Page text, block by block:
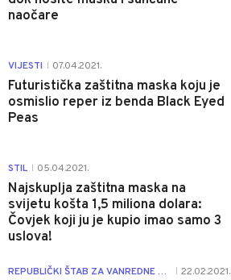
naočare
VIJESTI 07.04.2021.
Futuristička zaštitna maska koju je
osmislio reper iz benda Black Eyed
Peas
STIL 05.04.2021.
Najskuplja zaštitna maska na
svijetu košta 1,5 miliona dolara:
Čovjek koji ju je kupio imao samo 3
uslova!
REPUBLIČKI ŠTAB ZA VANREDNE SITUACIJE 22.02.2021.